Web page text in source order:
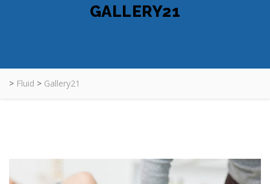
GALLERY21
> Fluid > Gallery21